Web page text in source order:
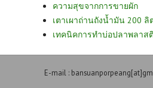
ความสุขจากการขายผัก
เตาเผาถ่านถังน้ำมัน 200 ลิ
เทคนิคการทำบ่อปลาพลาส
E-mail :